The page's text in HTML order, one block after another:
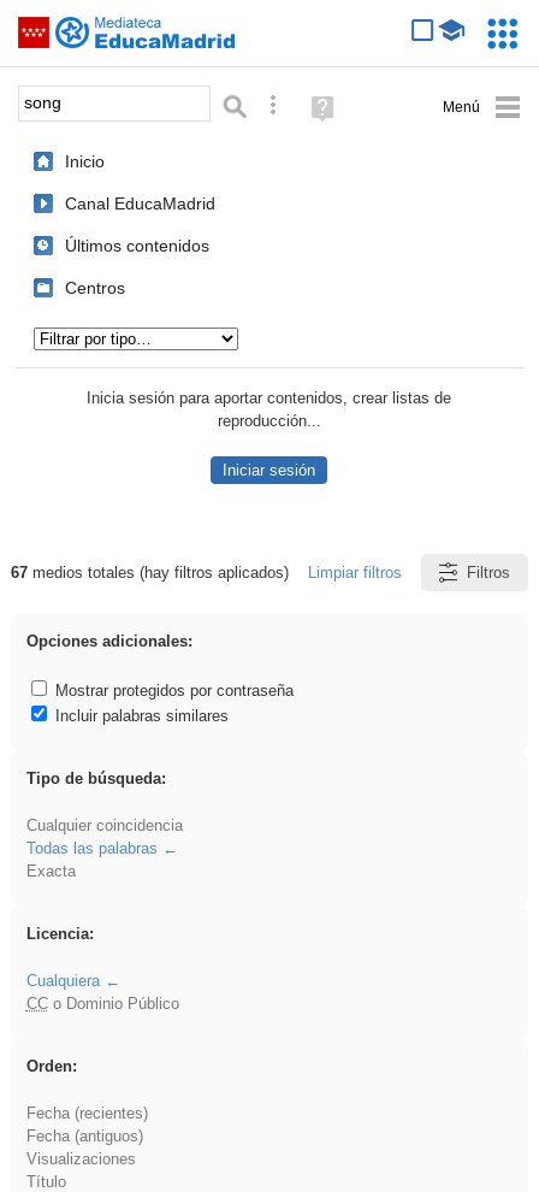
Saltar navegación
Palabra o frase: Búsqueda avanzada
Ayuda
(en
Inicio
Canal EducaMadrid
Últimos contenidos
Centros
Inicia sesión para aportar contenidos, crear listas de
reproducción...
Iniciar sesión
Resultados de: song
67medios totales (hay filtros aplicados) Limpiar filtros Filtros
Opciones adicionales:
Mostrar protegidos por contraseña
Incluir palabras similares
Tipo de búsqueda:
Cualquier coincidencia
Todas las palabras
Exacta
Licencia:
Cualquiera
CCo Dominio Público
Orden:
Fecha (recientes)
Fecha (antiguos)
Visualizaciones
Título